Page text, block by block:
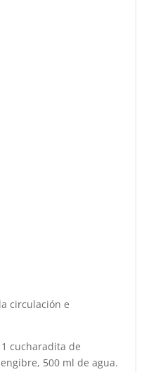
circulación e
cucharadita de
500 ml de agua.